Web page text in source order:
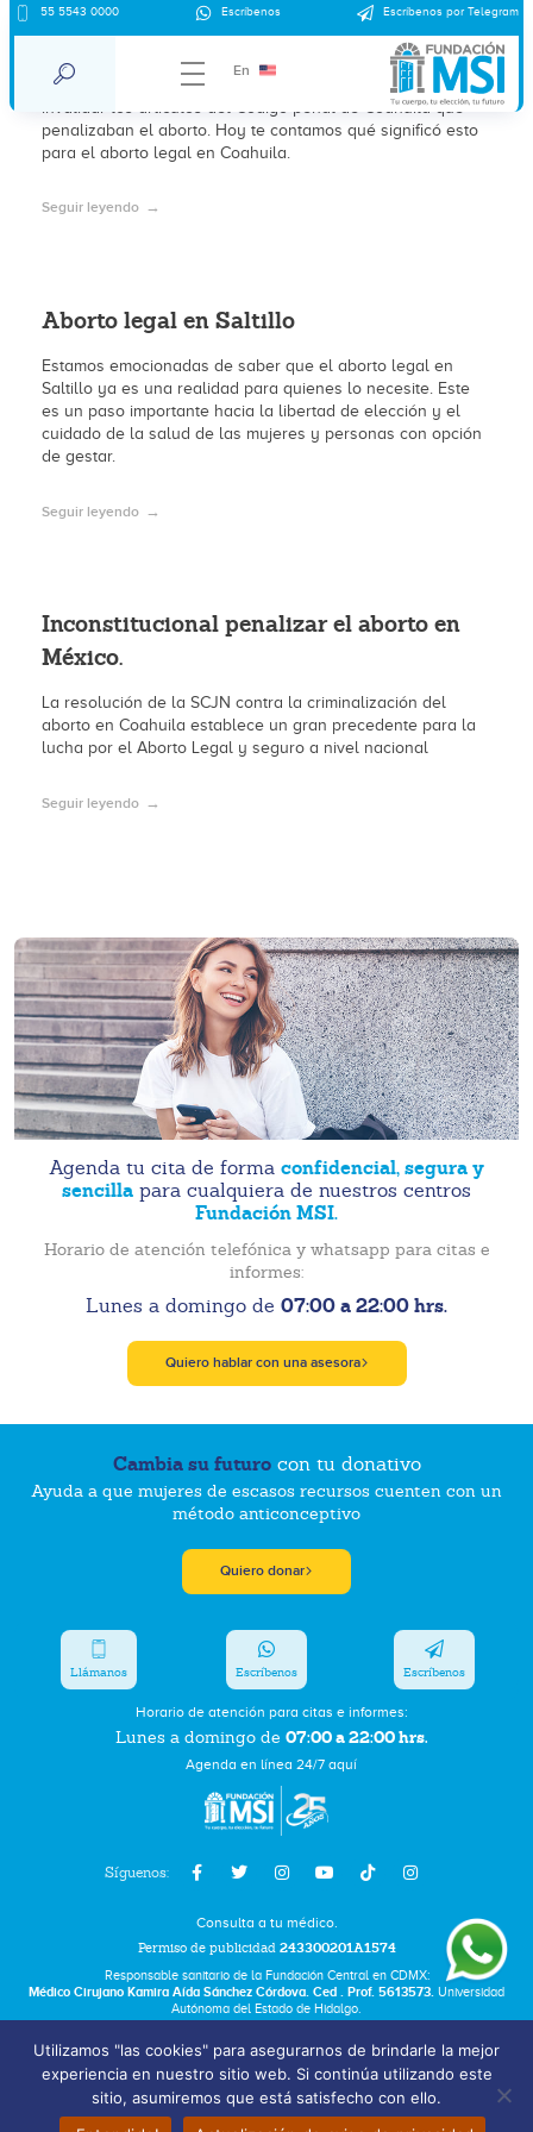
55 5543 0000 Escríbenos Escríbenos por Telegram
En
¿Es legal el aborto en Coahuila?
En 2021 la Suprema Corte de Justicia de la Nación resolvió
invalidar los artículos del Código penal de Coahuila que
penalizaban el aborto. Hoy te contamos qué significó esto
para el aborto legal en Coahuila.
Seguir leyendo
Aborto legal en Saltillo
Estamos emocionadas de saber que el aborto legal en
Saltillo ya es una realidad para quienes lo necesite. Este
es un paso importante hacia la libertad de elección y el
cuidado de la salud de las mujeres y personas con opción
de gestar.
Seguir leyendo
Inconstitucional penalizar el aborto en
México.
La resolución de la SCJN contra la criminalización del
aborto en Coahuila establece un gran precedente para la
lucha por el Aborto Legal y seguro a nivel nacional
Seguir leyendo
Agenda tu cita de forma confidencial, segura y
sencilla para cualquiera de nuestros centros
Fundación MSI.
Horario de atención telefónica y whatsapp para citas e
informes:
Lunes a domingo de 07:00 a 22:00 hrs.
Quiero hablar con una asesora
Cambia su futurocon tu donativo
Ayuda a que mujeres de escasos recursos cuenten con un
método anticonceptivo
Quiero donar
Síguenos:
Horario de atención para citas e informes:
Lunes a domingo de 07:00 a 22:00 hrs.
Agenda en línea 24/7 aquí
Llámanos Escríbenos Escríbenos
Consulta a tu médico.
Permiso de publicidad 243300201A1574
Responsable sanitario de la Fundación Central en CDMX:
Médico Cirujano Kamira Aída Sánchez Córdova. Ced . Prof. 5613573. Universidad
Autónoma del Estado de Hidalgo.
Aviso de Privacidad
Términos y Condiciones
Bolsa de Trabajo
Utilizamos "las cookies" para asegurarnos de brindarle la mejor
experiencia en nuestro sitio web. Si continúa utilizando este
sitio, asumiremos que está satisfecho con ello.